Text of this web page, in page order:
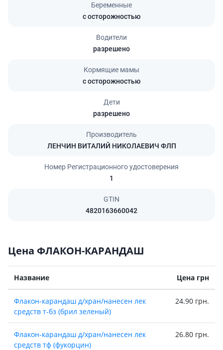
Беременные
с осторожностью
Водители
разрешено
Кормящие мамы
с осторожностью
Дети
разрешено
Производитель
ЛЕНЧИН ВИТАЛИЙ НИКОЛАЕВИЧ ФЛП
Номер Регистрационного удостоверения
1
GTIN
4820163660042
Цена ФЛАКОН-КАРАНДАШ
Название Цена грн
Флакон-карандаш д/хран/нанесен лек
средств т-бз (брил зеленый)
24.90 грн.
Флакон-карандаш д/хран/нанесен лек
средств тф (фукорцин)
26.80 грн.